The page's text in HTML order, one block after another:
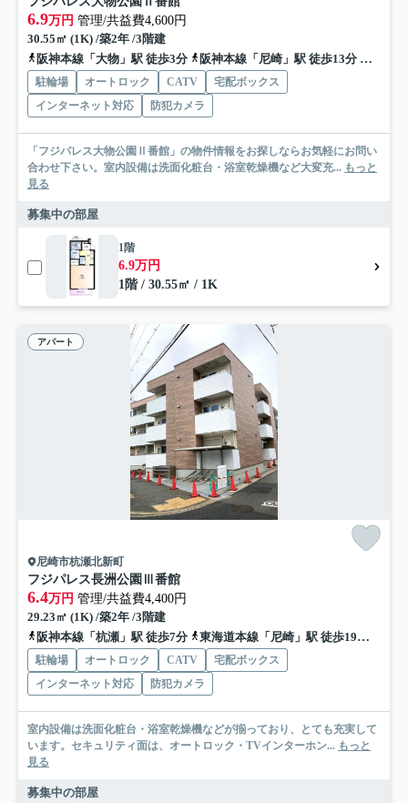
6.9万円 管理/共益費4,600円
30.55㎡ (1K) /築2年 /3階建
阪神本線「大物」駅 徒歩3分
阪神本線「尼崎」駅 徒歩13分 東海道
駐輪場 オートロック CATV
宅配ボックス
インターネット対応
防犯カメラ
「フジパレス大物公園Ⅱ番館」の物件情報をお探しならお気軽にお問い
合わせ下さい。室内設備は洗面化粧台・浴室乾燥機など大変充... もっと
見る
募集中の部屋
1階
6.9万円
1階 / 30.55㎡ / 1K
アパート
尼崎市杭瀬北新町
フジパレス長洲公園Ⅲ番館
6.4万円 管理/共益費4,400円
29.23㎡ (1K) /築2年 /3階建
阪神本線「杭瀬」駅 徒歩7分
東海道本線「尼崎」駅 徒歩19分
駐輪場 オートロック CATV
宅配ボックス
インターネット対応
防犯カメラ
室内設備は洗面化粧台・浴室乾燥機などが揃っており、とても充実して
います。セキュリティ面は、オートロック・TVインターホン... もっと
見る
募集中の部屋